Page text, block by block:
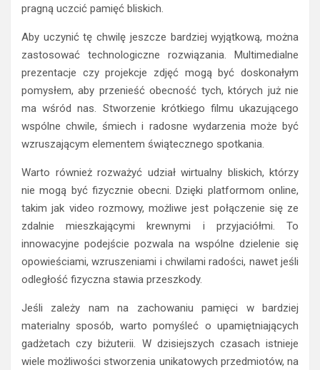
pragną uczcić pamięć bliskich.
Aby uczynić tę chwilę jeszcze bardziej wyjątkową, można
zastosować technologiczne rozwiązania. Multimedialne
prezentacje czy projekcje zdjęć mogą być doskonałym
pomysłem, aby przenieść obecność tych, których już nie
ma wśród nas. Stworzenie krótkiego filmu ukazującego
wspólne chwile, śmiech i radosne wydarzenia może być
wzruszającym elementem świątecznego spotkania.
Warto również rozważyć udział wirtualny bliskich, którzy
nie mogą być fizycznie obecni. Dzięki platformom online,
takim jak video rozmowy, możliwe jest połączenie się ze
zdalnie mieszkającymi krewnymi i przyjaciółmi. To
innowacyjne podejście pozwala na wspólne dzielenie się
opowieściami, wzruszeniami i chwilami radości, nawet jeśli
odległość fizyczna stawia przeszkody.
Jeśli zależy nam na zachowaniu pamięci w bardziej
materialny sposób, warto pomyśleć o upamiętniających
gadżetach czy biżuterii. W dzisiejszych czasach istnieje
wiele możliwości stworzenia unikatowych przedmiotów, na